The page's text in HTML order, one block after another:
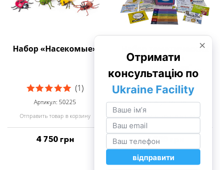
Набор «Насекомые»
(1)
Артикул: 50225
Отправить товар в корзину
4 750 грн
Набор тематических
карточек
"Кубирования" ...
(1)
Артикул: 69574
Отправить товар в корзину
4 730 грн